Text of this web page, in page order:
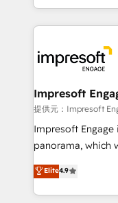
complete
and systems
results. 🎯 We present a solution-centric approach
and we're
of HubSpot's
value from the platform
worked 400+
but specialise in
represent key
Impresoft
提供元：Impresoft
Impresoft
panorama, which
putting Customer
creating digital
people, processes and data.
Elite4.9